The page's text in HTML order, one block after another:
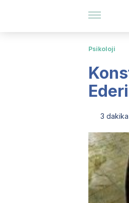
Psikoloji
3 dakika